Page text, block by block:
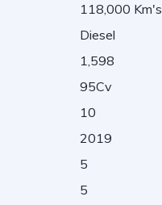
118,000 Km's
Diesel
1,598
95Cv
10
2019
5
5